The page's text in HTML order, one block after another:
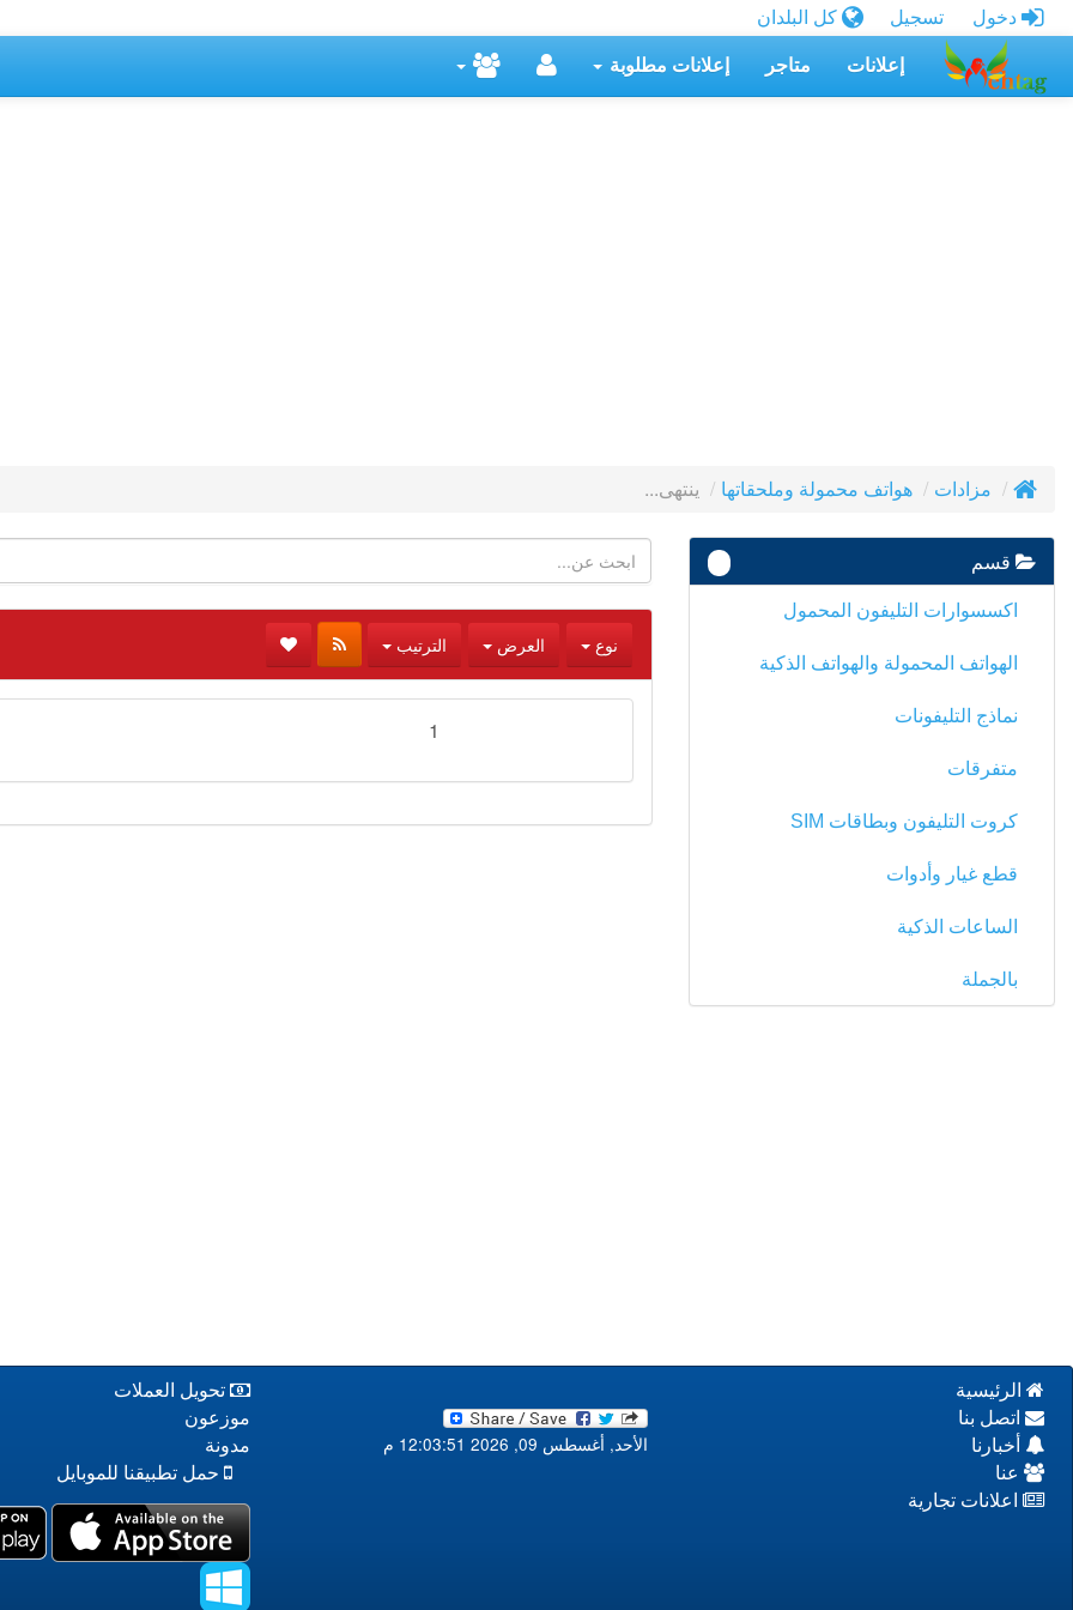
دخول تسجيل كل البلدان
إعلانات متاجر إعلانات مطلوبة
مزادات هواتف محمولة وملحقاتها ينتهى...
قسم
اكسسوارات التليفون المحمول
الهواتف المحمولة والهواتف الذكية
نماذج التليفونات
متفرقات
كروت التليفون وبطاقات SIM
قطع غيار وأدوات
الساعات الذكية
بالجملة
نوع العرض الترتيب
1
الرئيسية
اتصل بنا
أخبارنا
عنا
اعلانات تجارية
الأحد, أغسطس 09, 2026 12:03:51 م
تحويل العملات
موزعون
مدونة
حمل تطبيقنا للموبايل